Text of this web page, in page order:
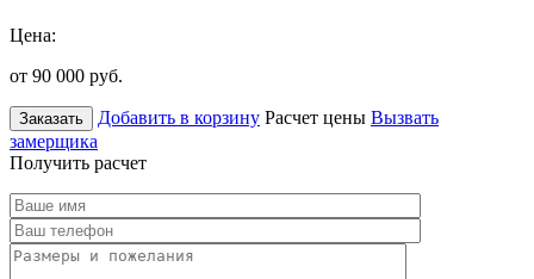
Цена:
от 90 000 руб.
Заказать Добавить в корзину Расчет цены Вызвать
замерщика
Получить расчет